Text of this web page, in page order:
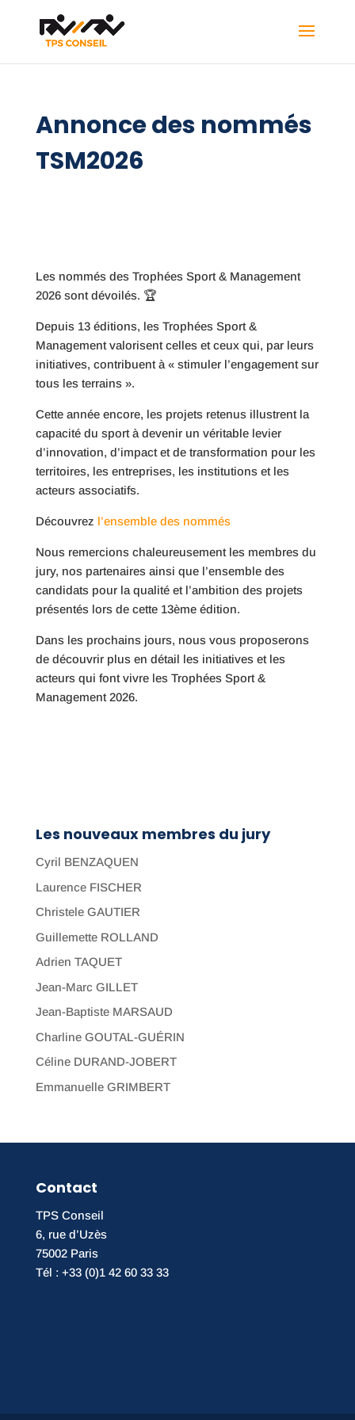
Annonce des nommés
TSM2026
Les nommés des Trophées Sport & Management
2026 sont dévoilés. 🏆
Depuis 13 éditions, les Trophées Sport &
Management valorisent celles et ceux qui, par leurs
initiatives, contribuent à « stimuler l’engagement sur
tous les terrains ».
Cette année encore, les projets retenus illustrent la
capacité du sport à devenir un véritable levier
d’innovation, d’impact et de transformation pour les
territoires, les entreprises, les institutions et les
acteurs associatifs.
Découvrez l’ensemble des nommés
Nous remercions chaleureusement les membres du
jury, nos partenaires ainsi que l’ensemble des
candidats pour la qualité et l’ambition des projets
présentés lors de cette 13ème édition.
Dans les prochains jours, nous vous proposerons
de découvrir plus en détail les initiatives et les
acteurs qui font vivre les Trophées Sport &
Management 2026.
Les nouveaux membres du jury
Cyril BENZAQUEN
Laurence FISCHER
Christele GAUTIER
Guillemette ROLLAND
Adrien TAQUET
Jean-Marc GILLET
Jean-Baptiste MARSAUD
Charline GOUTAL-GUÉRIN
Céline DURAND-JOBERT
Emmanuelle GRIMBERT
Contact
TPS Conseil
6, rue d’Uzès
75002 Paris
Tél : +33 (0)1 42 60 33 33